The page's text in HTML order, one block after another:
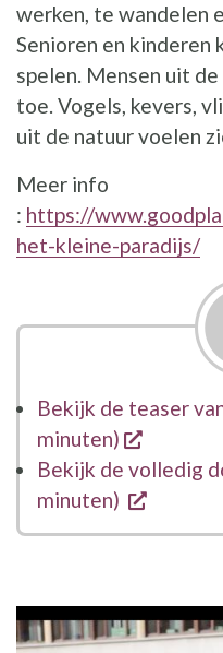
werken, te wandelen
Senioren en kinderen
spelen. Mensen uit
toe. Vogels, kevers,
uit de natuur voelen
Meer info
: https://
het-kleine-paradijs/
Bekijk de teaser
minuten)
opent
Bekijk de volledig
minuten)
opent